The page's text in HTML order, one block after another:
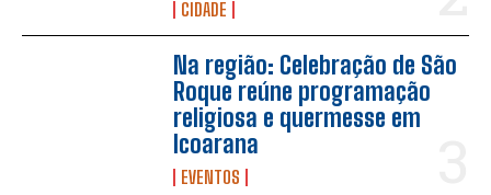
CIDADE
Na região: Celebração de São
Roque reúne programação
religiosa e quermesse em
Icoarana
EVENTOS